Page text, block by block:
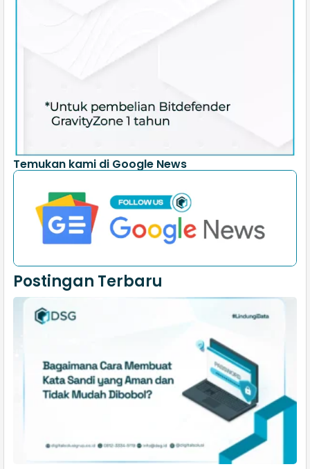
Temukan kami di Google News
Postingan Terbaru